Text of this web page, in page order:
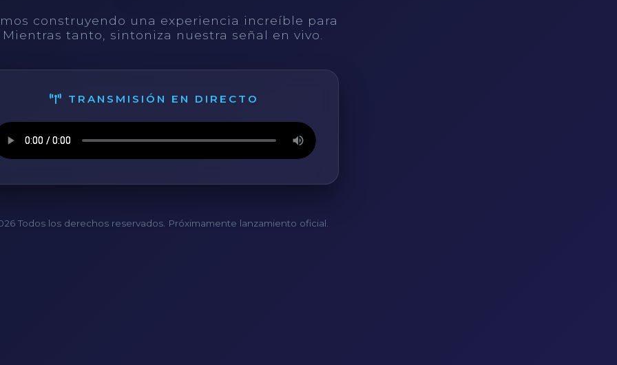
construyendo una experiencia increíble para
tanto, sintoniza nuestra señal en vivo.
TRANSMISIÓN EN DIRECTO
Todos los derechos reservados. Próximamente lanzamiento oficial.